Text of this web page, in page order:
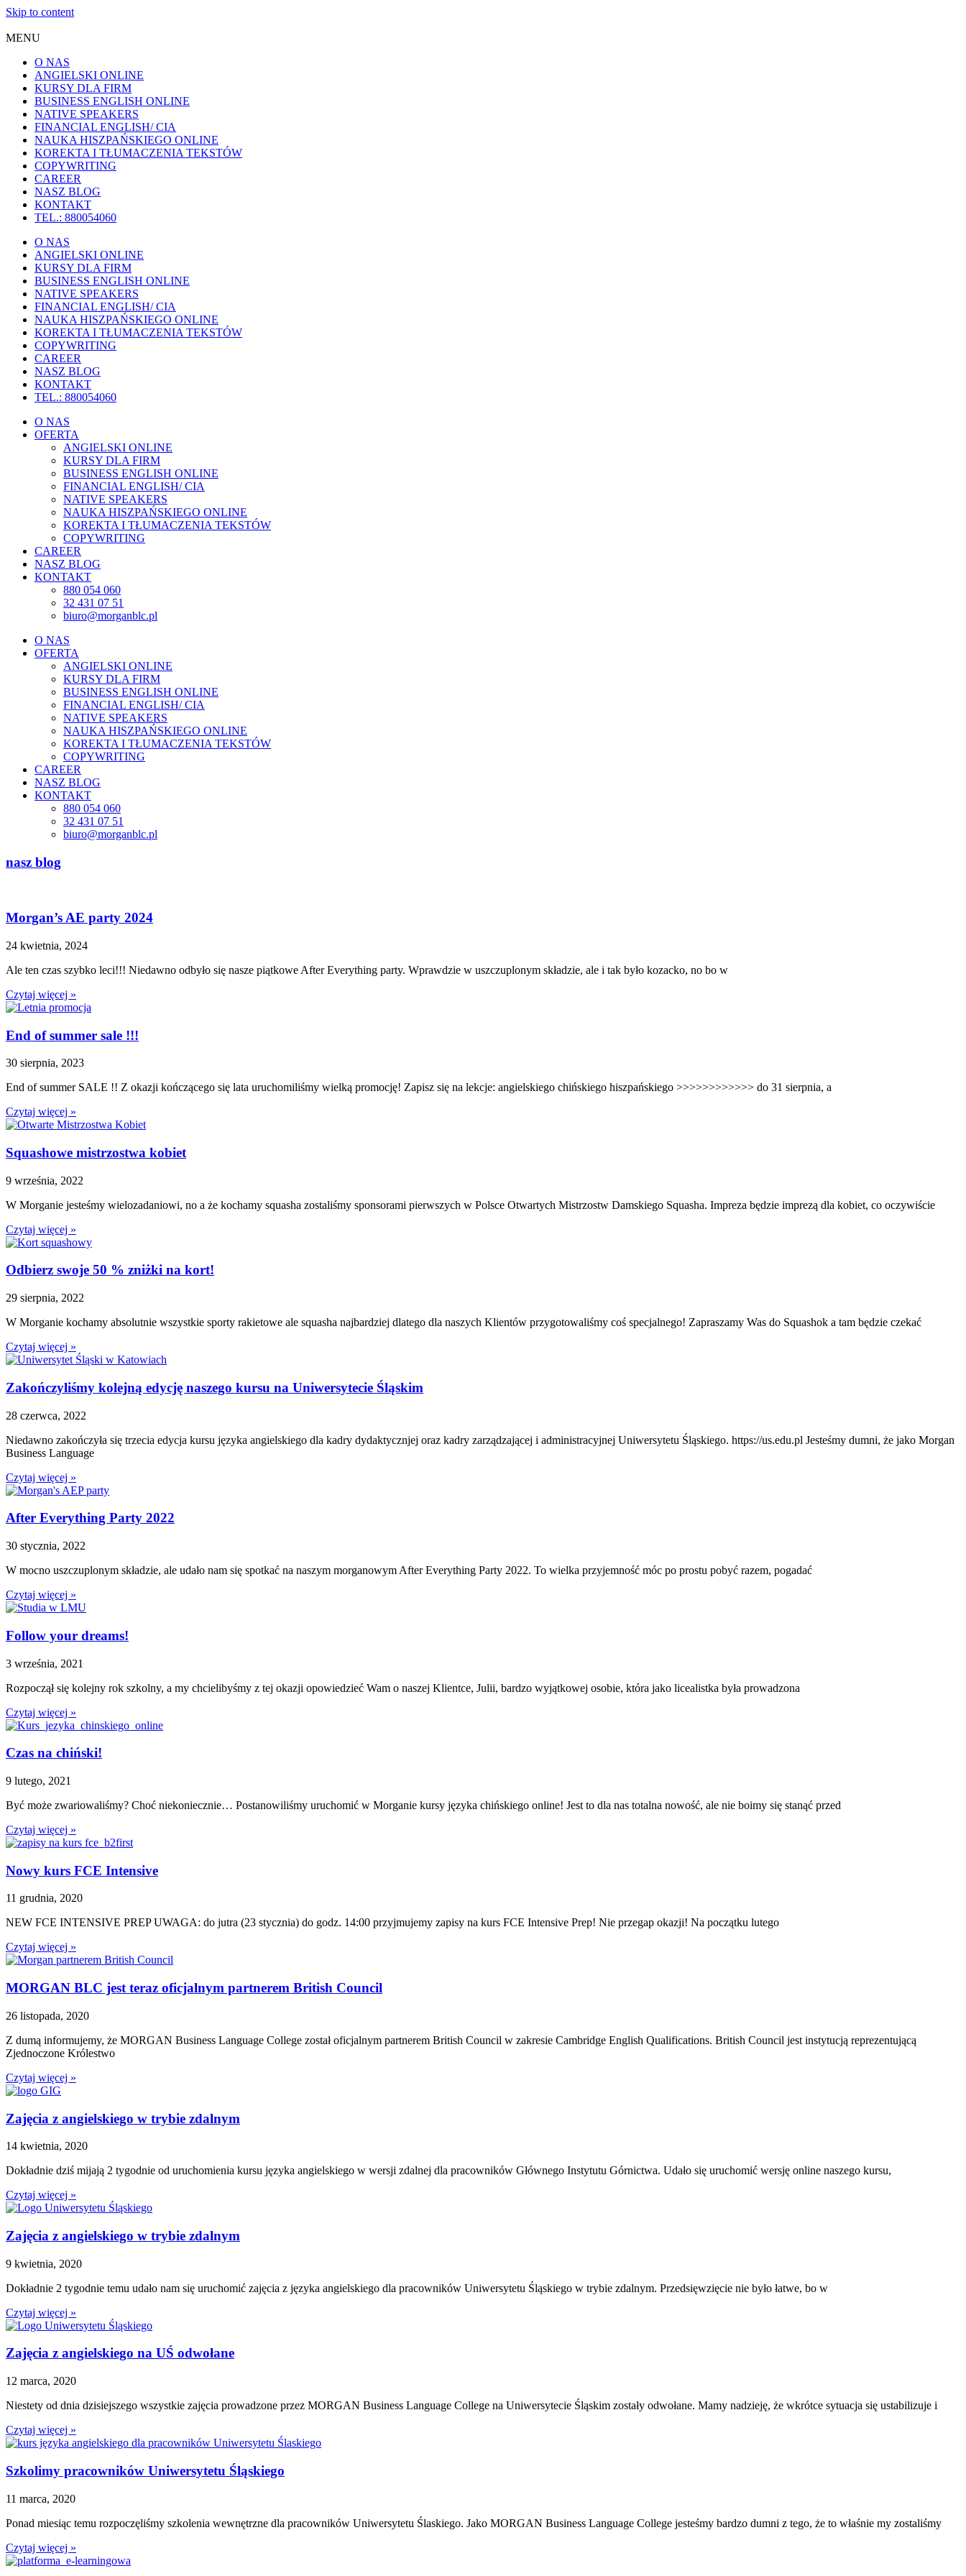
Skip to content
MENU
O NAS
ANGIELSKI ONLINE
KURSY DLA FIRM
BUSINESS ENGLISH ONLINE
NATIVE SPEAKERS
FINANCIAL ENGLISH/ CIA
NAUKA HISZPAŃSKIEGO ONLINE
KOREKTA I TŁUMACZENIA TEKSTÓW
COPYWRITING
CAREER
NASZ BLOG
KONTAKT
TEL.: 880054060
O NAS
ANGIELSKI ONLINE
KURSY DLA FIRM
BUSINESS ENGLISH ONLINE
NATIVE SPEAKERS
FINANCIAL ENGLISH/ CIA
NAUKA HISZPAŃSKIEGO ONLINE
KOREKTA I TŁUMACZENIA TEKSTÓW
COPYWRITING
CAREER
NASZ BLOG
KONTAKT
TEL.: 880054060
O NAS
OFERTA
ANGIELSKI ONLINE
KURSY DLA FIRM
BUSINESS ENGLISH ONLINE
FINANCIAL ENGLISH/ CIA
NATIVE SPEAKERS
NAUKA HISZPAŃSKIEGO ONLINE
KOREKTA I TŁUMACZENIA TEKSTÓW
COPYWRITING
CAREER
NASZ BLOG
KONTAKT
880 054 060
32 431 07 51
biuro@morganblc.pl
O NAS
OFERTA
ANGIELSKI ONLINE
KURSY DLA FIRM
BUSINESS ENGLISH ONLINE
FINANCIAL ENGLISH/ CIA
NATIVE SPEAKERS
NAUKA HISZPAŃSKIEGO ONLINE
KOREKTA I TŁUMACZENIA TEKSTÓW
COPYWRITING
CAREER
NASZ BLOG
KONTAKT
880 054 060
32 431 07 51
biuro@morganblc.pl
nasz blog
Morgan’s AE party 2024
24 kwietnia, 2024
Ale ten czas szybko leci!!! Niedawno odbyło się nasze piątkowe After Everything party. Wprawdzie w uszczuplonym składzie, ale i tak było kozacko, no bo w
Czytaj więcej »
End of summer sale !!!
30 sierpnia, 2023
End of summer SALE !! Z okazji kończącego się lata uruchomiliśmy wielką promocję! Zapisz się na lekcje: angielskiego chińskiego hiszpańskiego >>>>>>>>>>>> do 31 sierpnia, a
Czytaj więcej »
Squashowe mistrzostwa kobiet
9 września, 2022
W Morganie jesteśmy wielozadaniowi, no a że kochamy squasha zostaliśmy sponsorami pierwszych w Polsce Otwartych Mistrzostw Damskiego Squasha. Impreza będzie imprezą dla kobiet, co oczywiście
Czytaj więcej »
Odbierz swoje 50 % zniżki na kort!
29 sierpnia, 2022
W Morganie kochamy absolutnie wszystkie sporty rakietowe ale squasha najbardziej dlatego dla naszych Klientów przygotowaliśmy coś specjalnego! Zapraszamy Was do Squashok a tam będzie czekać
Czytaj więcej »
Zakończyliśmy kolejną edycję naszego kursu na Uniwersytecie Śląskim
28 czerwca, 2022
Niedawno zakończyła się trzecia edycja kursu języka angielskiego dla kadry dydaktycznjej oraz kadry zarządzającej i administracyjnej Uniwersytetu Śląskiego. https://us.edu.pl Jesteśmy dumni, że jako Morgan
Business Language
Czytaj więcej »
After Everything Party 2022
30 stycznia, 2022
W mocno uszczuplonym składzie, ale udało nam się spotkać na naszym morganowym After Everything Party 2022. To wielka przyjemność móc po prostu pobyć razem, pogadać
Czytaj więcej »
Follow your dreams!
3 września, 2021
Rozpoczął się kolejny rok szkolny, a my chcielibyśmy z tej okazji opowiedzieć Wam o naszej Klientce, Julii, bardzo wyjątkowej osobie, która jako licealistka była prowadzona
Czytaj więcej »
Czas na chiński!
9 lutego, 2021
Być może zwariowaliśmy? Choć niekoniecznie… Postanowiliśmy uruchomić w Morganie kursy języka chińskiego online! Jest to dla nas totalna nowość, ale nie boimy się stanąć przed
Czytaj więcej »
Nowy kurs FCE Intensive
11 grudnia, 2020
NEW FCE INTENSIVE PREP UWAGA: do jutra (23 stycznia) do godz. 14:00 przyjmujemy zapisy na kurs FCE Intensive Prep! Nie przegap okazji! Na początku lutego
Czytaj więcej »
MORGAN BLC jest teraz oficjalnym partnerem British Council
26 listopada, 2020
Z dumą informujemy, że MORGAN Business Language College został oficjalnym partnerem British Council w zakresie Cambridge English Qualifications. British Council jest instytucją reprezentującą
Zjednoczone Królestwo
Czytaj więcej »
Zajęcia z angielskiego w trybie zdalnym
14 kwietnia, 2020
Dokładnie dziś mijają 2 tygodnie od uruchomienia kursu języka angielskiego w wersji zdalnej dla pracowników Głównego Instytutu Górnictwa. Udało się uruchomić wersję online naszego kursu,
Czytaj więcej »
Zajęcia z angielskiego w trybie zdalnym
9 kwietnia, 2020
Dokładnie 2 tygodnie temu udało nam się uruchomić zajęcia z języka angielskiego dla pracowników Uniwersytetu Śląskiego w trybie zdalnym. Przedsięwzięcie nie było łatwe, bo w
Czytaj więcej »
Zajęcia z angielskiego na UŚ odwołane
12 marca, 2020
Niestety od dnia dzisiejszego wszystkie zajęcia prowadzone przez MORGAN Business Language College na Uniwersytecie Śląskim zostały odwołane. Mamy nadzieję, że wkrótce sytuacja się ustabilizuje i
Czytaj więcej »
Szkolimy pracowników Uniwersytetu Śląskiego
11 marca, 2020
Ponad miesiąc temu rozpoczęliśmy szkolenia wewnętrzne dla pracowników Uniwersytetu Ślaskiego. Jako MORGAN Business Language College jesteśmy bardzo dumni z tego, że to właśnie my zostaliśmy
Czytaj więcej »